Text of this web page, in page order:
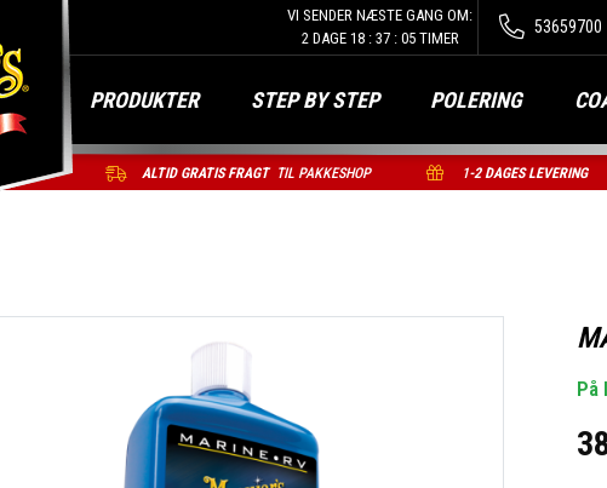
VI SENDER NÆSTE GANG OM:
2DAGE 18: 37: 04TIMER
53659700
PRODUKTER STEP BY STEP POLERING
ALTID GRATIS FRAGT TIL PAKKESHOP 1-2 DAGES LEVERING
På